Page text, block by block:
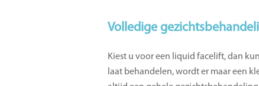
Volledige
Kiest u voor een liquid facelift, dan
laat behandelen, wordt er maar een